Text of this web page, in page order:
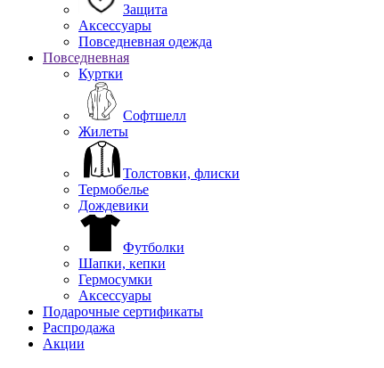
Защита
Аксессуары
Повседневная одежда
Повседневная
Куртки
Софтшелл
Жилеты
Толстовки, флиски
Термобелье
Дождевики
Футболки
Шапки, кепки
Гермосумки
Аксессуары
Подарочные сертификаты
Распродажа
Акции